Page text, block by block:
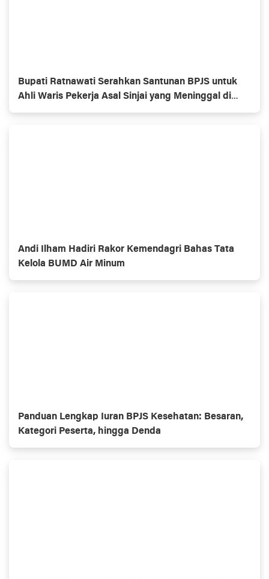
Bupati Ratnawati Serahkan Santunan BPJS untuk
Ahli Waris Pekerja Asal Sinjai yang Meninggal di
Morowali
Andi Ilham Hadiri Rakor Kemendagri Bahas Tata
Kelola BUMD Air Minum
Panduan Lengkap Iuran BPJS Kesehatan: Besaran,
Kategori Peserta, hingga Denda